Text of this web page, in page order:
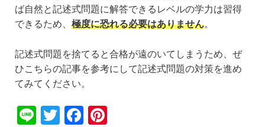
ば自然と記述式問題に解答できるレベルの学力は習得
できるため、 極度に恐れる必要はありません。
記述式問題を捨てると合格が遠のいてしまうため、ぜ
ひこちらの記事を参考にして記述式問題の対策を進め
てみてください。
Li
T
F